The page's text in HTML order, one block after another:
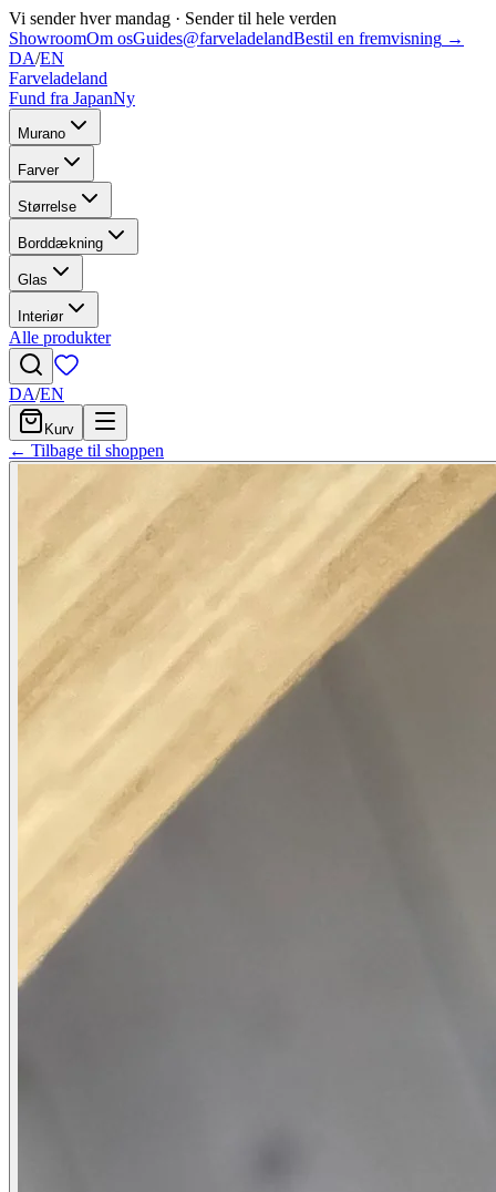
Vi sender hver mandag · Sender til hele verden
ShowroomOm osGuides@farveladelandBestil en fremvisning →
DA/EN
Farveladeland
Fund fra JapanNy
Murano
Farver
Størrelse
Borddækning
Glas
Interiør
Alle produkter
DA/EN
Kurv
← Tilbage til shoppen